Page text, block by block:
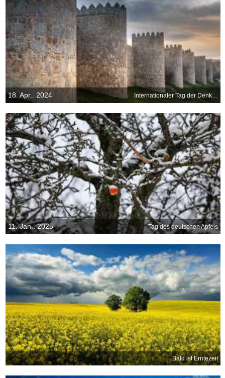
18. Apr.. 2024 Internationaler Tag der Denkmäler und Stätten
11. Jan.. 2025 Tag des deutschen Apfels
Bald ist Erntezeit